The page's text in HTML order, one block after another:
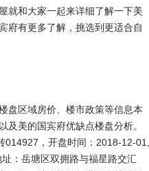
就和大家一起来详细了解一下美
府有更多了解，挑选到更适合自
盘区域房价、楼市政策等信息本
美的国宾府优缺点楼盘分析。
014927 ，开盘时间：2018-12-01,
：岳塘区双拥路与福星路交汇